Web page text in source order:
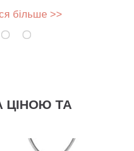
більше >>
ЦІНОЮ ТА